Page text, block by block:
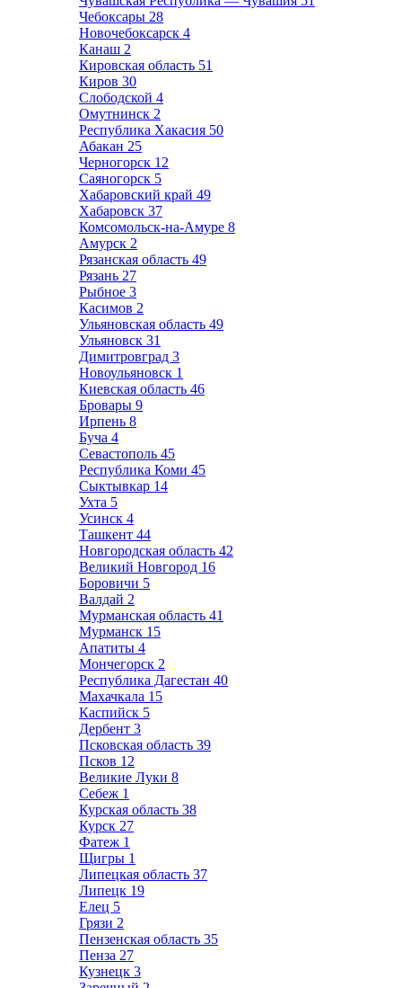
Чебоксары 28
Новочебоксарск 4
Канаш 2
Кировская область 51
Киров 30
Слободской 4
Омутнинск 2
Республика Хакасия 50
Абакан 25
Черногорск 12
Саяногорск 5
Хабаровский край 49
Хабаровск 37
Комсомольск-на-Амуре 8
Амурск 2
Рязанская область 49
Рязань 27
Рыбное 3
Касимов 2
Ульяновская область 49
Ульяновск 31
Димитровград 3
Новоульяновск 1
Киевская область 46
Бровары 9
Ирпень 8
Буча 4
Севастополь 45
Республика Коми 45
Сыктывкар 14
Ухта 5
Усинск 4
Ташкент 44
Новгородская область 42
Великий Новгород 16
Боровичи 5
Валдай 2
Мурманская область 41
Мурманск 15
Апатиты 4
Мончегорск 2
Республика Дагестан 40
Махачкала 15
Каспийск 5
Дербент 3
Псковская область 39
Псков 12
Великие Луки 8
Себеж 1
Курская область 38
Курск 27
Фатеж 1
Щигры 1
Липецкая область 37
Липецк 19
Елец 5
Грязи 2
Пензенская область 35
Пенза 27
Кузнецк 3